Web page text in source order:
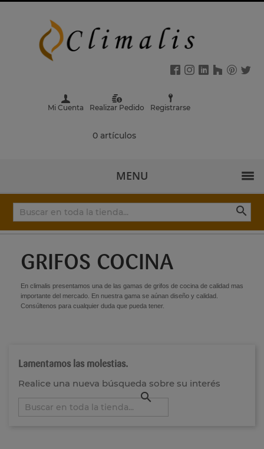
Mi Cuenta Realizar Pedido Registrarse
0 artículos
MENU

GRIFOS COCINA
En climalis presentamos una de las gamas de grifos de cocina de calidad mas
importante del mercado. En nuestra gama se aúnan diseño y calidad.
Consúltenos para cualquier duda que pueda tener.
Lamentamos las molestias.
Realice una nueva búsqueda sobre su interés
